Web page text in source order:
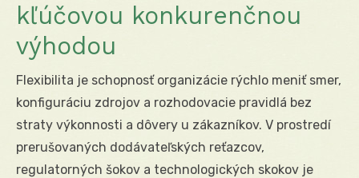
kľúčovou konkurenčnou
výhodou
Flexibilita je schopnosť organizácie rýchlo meniť smer,
konfiguráciu zdrojov a rozhodovacie pravidlá bez
straty výkonnosti a dôvery u zákazníkov. V prostredí
prerušovaných dodávateľských reťazcov,
regulatorných šokov a technologických skokov je